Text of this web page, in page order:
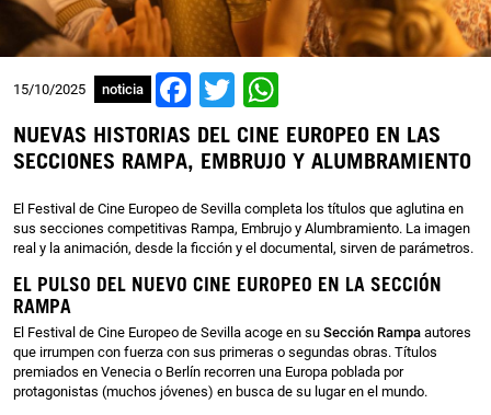
15/10/2025 noticia Facebook
Twitter
NUEVAS HISTORIAS DEL CINE EUROPEO EN LAS
SECCIONES RAMPA, EMBRUJO Y ALUMBRAMIENTO
El Festival de Cine Europeo de Sevilla completa los títulos que aglutina en
sus secciones competitivas Rampa, Embrujo y Alumbramiento. La imagen
real y la animación, desde la ficción y el documental, sirven de parámetros.
EL PULSO DEL NUEVO CINE EUROPEO EN LA SECCIÓN
RAMPA
El Festival de Cine Europeo de Sevilla acoge en su Sección Rampa autores
que irrumpen con fuerza con sus primeras o segundas obras. Títulos
premiados en Venecia o Berlín recorren una Europa poblada por
protagonistas (muchos jóvenes) en busca de su lugar en el mundo.